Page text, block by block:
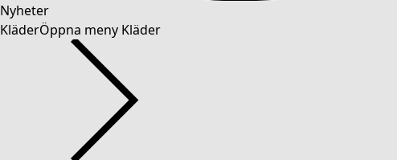
Nyheter
KläderÖppna meny Kläder